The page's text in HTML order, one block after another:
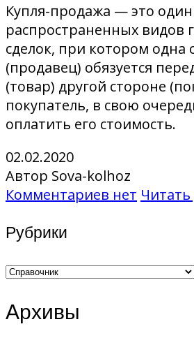
Купля-продажа — это
распространенных видов
сделок, при котором одна
(продавец) обязуется
(товар) другой стороне
покупатель, в свою
оплатить его стоимость.
02.02.2020
Автор Sova-kolhoz
Комментариев нет Читать
Рубрики
Рубрики
Архивы